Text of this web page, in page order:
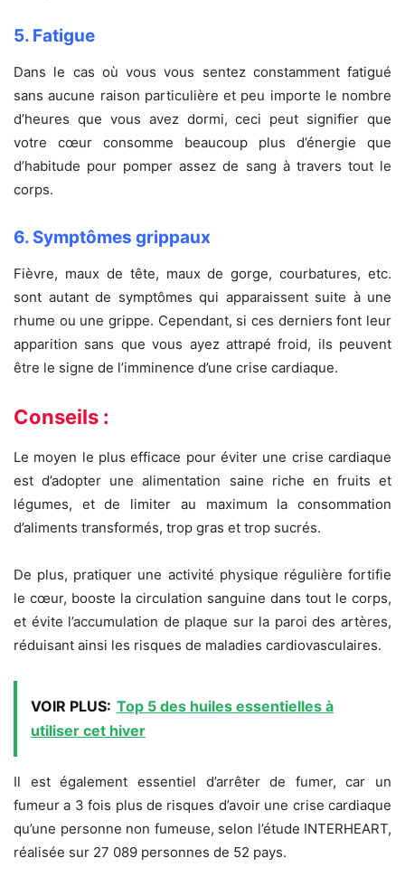
5. Fatigue
Dans le cas où vous vous sentez constamment fatigué
sans aucune raison particulière et peu importe le nombre
d’heures que vous avez dormi, ceci peut signifier que
votre cœur consomme beaucoup plus d’énergie que
d’habitude pour pomper assez de sang à travers tout le
corps.
6. Symptômes grippaux
Fièvre, maux de tête, maux de gorge, courbatures, etc.
sont autant de symptômes qui apparaissent suite à une
rhume ou une grippe. Cependant, si ces derniers font leur
apparition sans que vous ayez attrapé froid, ils peuvent
être le signe de l’imminence d’une crise cardiaque.
Conseils :
Le moyen le plus efficace pour éviter une crise cardiaque
est d’adopter une alimentation saine riche en fruits et
légumes, et de limiter au maximum la consommation
d’aliments transformés, trop gras et trop sucrés.
De plus, pratiquer une activité physique régulière fortifie
le cœur, booste la circulation sanguine dans tout le corps,
et évite l’accumulation de plaque sur la paroi des artères,
réduisant ainsi les risques de maladies cardiovasculaires.
VOIR PLUS: Top 5 des huiles essentielles à
utiliser cet hiver
Il est également essentiel d’arrêter de fumer, car un
fumeur a 3 fois plus de risques d’avoir une crise cardiaque
qu’une personne non fumeuse, selon l’étude INTERHEART,
réalisée sur 27 089 personnes de 52 pays.